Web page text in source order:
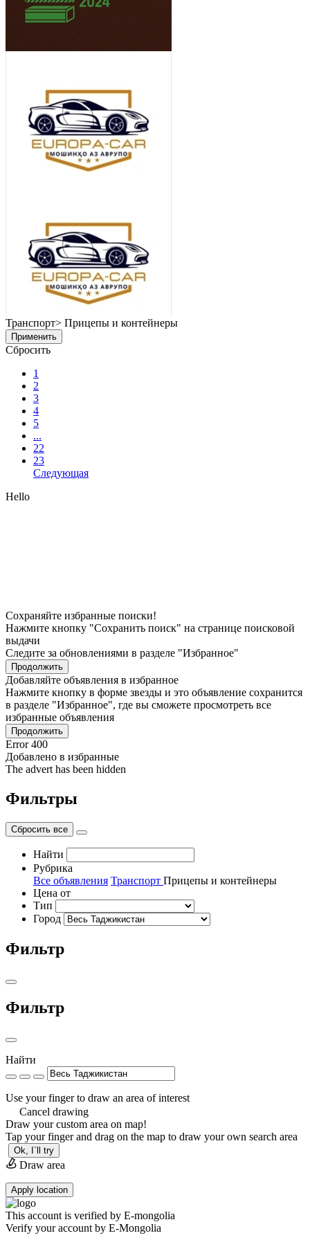
Транспорт> Прицепы и контейнеры
Применить
Сбросить
1
2
3
4
5
...
22
23
Следующая
Hello
Сохраняйте избранные поиски!
Нажмите кнопку "Сохранить поиск" на странице поисковой
выдачи
Следите за обновлениями в разделе "Избранное"
Продолжить
Добавляйте объявления в избранное
Нажмите кнопку в форме звезды и это объявление сохранится
в разделе "Избранное", где вы сможете просмотреть все
избранные объявления
Продолжить
Error 400
Добавлено в избранные
The advert has been hidden
Фильтры
Сбросить все
Найти
Рубрика
Все объявления Транспорт Прицепы и контейнеры
Цена от
Тип
Город
Фильтр
Фильтр
Найти
Use your finger to draw an area of interest
Cancel drawing
Draw your custom area on map!
Tap your finger and drag on the map to draw your own search area
Ok, I`ll try
Draw area
Apply location
This account is verified by E-mongolia
Verify your account by E-Mongolia